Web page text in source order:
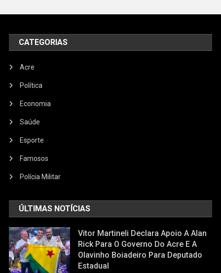
CATEGORIAS
Acre
Política
Economia
Saúde
Esporte
Famosos
Polícia Militar
ÚLTIMAS NOTÍCIAS
Vitor Martineli Declara Apoio A Alan
Rick Para O Governo Do Acre E A
Olavinho Boiadeiro Para Deputado
Estadual